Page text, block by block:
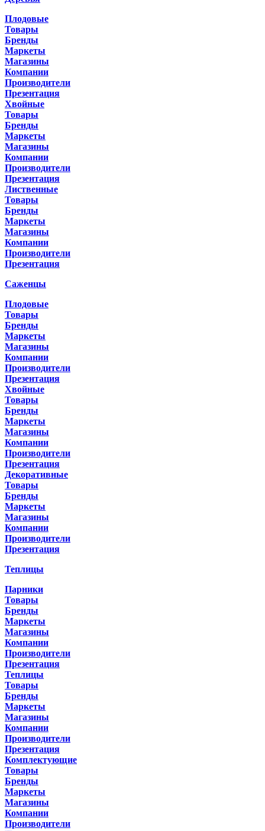
Плодовые
Товары
Бренды
Маркеты
Магазины
Компании
Производители
Презентация
Хвойные
Товары
Бренды
Маркеты
Магазины
Компании
Производители
Презентация
Лиственные
Товары
Бренды
Маркеты
Магазины
Компании
Производители
Презентация
Саженцы
Плодовые
Товары
Бренды
Маркеты
Магазины
Компании
Производители
Презентация
Хвойные
Товары
Бренды
Маркеты
Магазины
Компании
Производители
Презентация
Декоративные
Товары
Бренды
Маркеты
Магазины
Компании
Производители
Презентация
Теплицы
Парники
Товары
Бренды
Маркеты
Магазины
Компании
Производители
Презентация
Теплицы
Товары
Бренды
Маркеты
Магазины
Компании
Производители
Презентация
Комплектующие
Товары
Бренды
Маркеты
Магазины
Компании
Производители